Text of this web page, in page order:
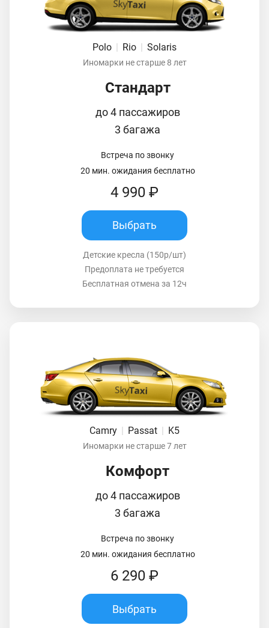
Polo | Rio | Solaris
Иномарки не старше 8 лет
Стандарт
до 4 пассажиров
3 багажа
Встреча по звонку
20 мин. ожидания бесплатно
4 990 ₽
Выбрать
Детские кресла (150р/шт)
Предоплата не требуется
Бесплатная отмена за 12ч
Camry Passat K5
Иномарки не старше 7 лет
Комфорт
до 4 пассажиров
3 багажа
Встреча по звонку
20 мин. ожидания бесплатно
6 290 ₽
Выбрать